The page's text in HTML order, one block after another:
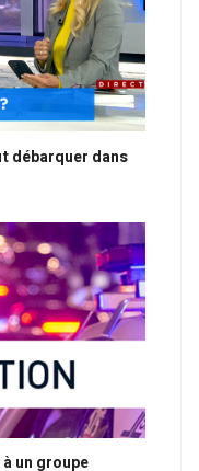
débarquer dans
un groupe